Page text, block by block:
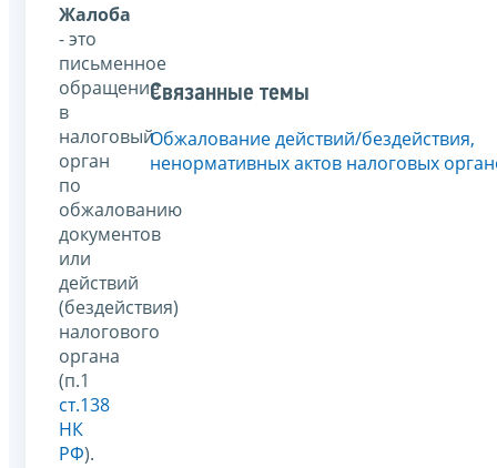
Жалоба
- это
письменное
обращение
в
налоговый
орган
по
обжалованию
документов
или
действий
(бездействия)
налогового
органа
(п.1
ст.138
НК
РФ).
Связанные темы
Обжалование действий/бездействия,
ненормативных актов налоговых